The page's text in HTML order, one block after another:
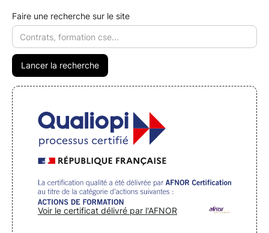
Faire une recherche sur le site
Voir le certificat délivré par l'AFNOR